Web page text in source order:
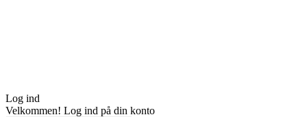
Log ind
Velkommen! Log ind på din konto